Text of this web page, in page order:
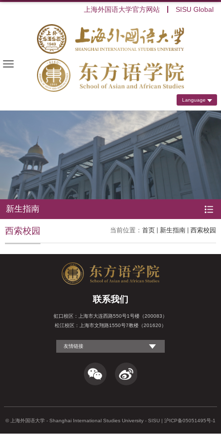
上海外国语大学官方网站 SISU Global
Language
新生指南
当前位置： 首页 新生指南 西索校园
西索校园
联系我们
虹口校区：上海市大连西路550号1号楼（200083）
松江校区：上海市文翔路1550号7教楼（201620）
友情链接
© 上海外国语大学 - Shanghai International Studies University - SISU | 沪ICP备05051495号-1